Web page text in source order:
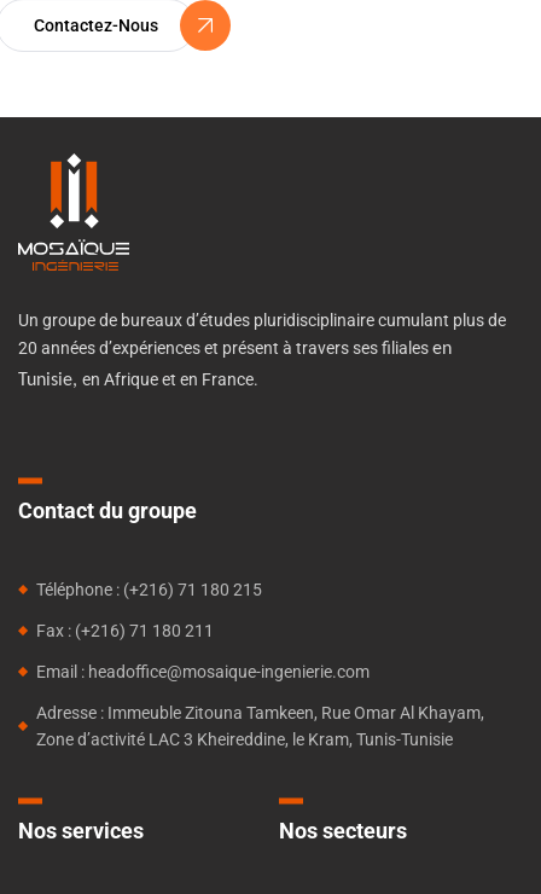
Contactez-Nous
Un groupe de bureaux d’études pluridisciplinaire cumulant plus de
20 années d’expériences et présent à travers ses filialesen
Tunisie, en Afrique et en France.
Nos services Nos secteurs
Contact du groupe
Téléphone : (+216) 71 180 215
Fax : (+216) 71 180 211
Email : headoffice@mosaique-ingenierie.com
Adresse : Immeuble Zitouna Tamkeen, Rue Omar Al Khayam,
Zone d’activité LAC 3 Kheireddine, le Kram, Tunis-Tunisie